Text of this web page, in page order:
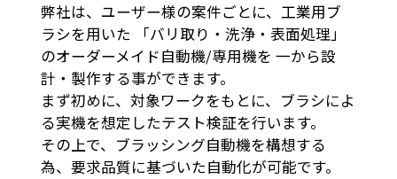
弊社は、ユーザー様の案件ごとに、工業用ブ
ラシを用いた 「バリ取り・洗浄・表面処理」
のオーダーメイド自動機/専用機を 一から設
計・製作する事ができます。
まず初めに、対象ワークをもとに、ブラシによ
る実機を想定したテスト検証を行います。
その上で、ブラッシング自動機を構想する
為、要求品質に基づいた自動化が可能です。